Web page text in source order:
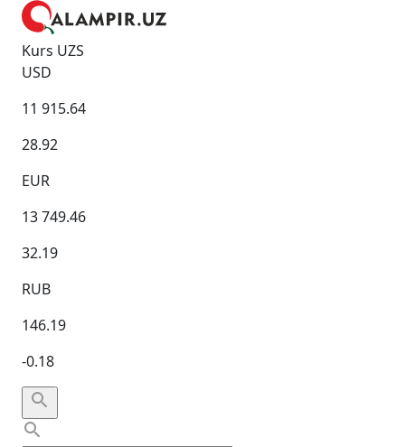
Kurs UZS
USD
11 915.64
28.92
EUR
13 749.46
32.19
RUB
146.19
-0.18